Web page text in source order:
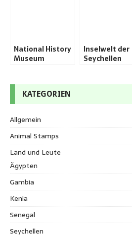
National History
Museum
Inselwelt der
Seychellen
KATEGORIEN
Allgemein
Animal Stamps
Land und Leute
Ägypten
Gambia
Kenia
Senegal
Seychellen